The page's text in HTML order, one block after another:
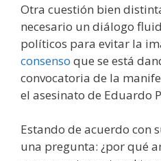
Otra cuestión bien
necesario un diálogo
políticos para evitar la
consenso que se está
convocatoria de la
el asesinato de Eduardo
Estando de acuerdo con
una pregunta: ¿por qué